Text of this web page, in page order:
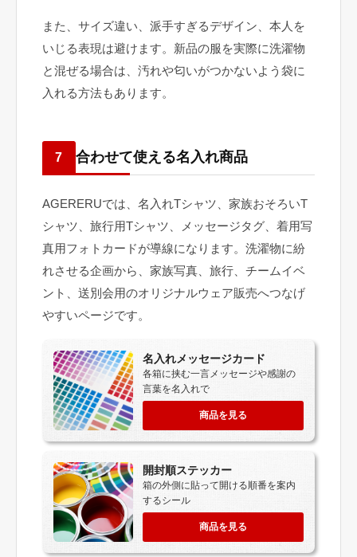
また、サイズ違い、派手すぎるデザイン、本人を
いじる表現は避けます。新品の服を実際に洗濯物
と混ぜる場合は、汚れや匂いがつかないよう袋に
入れる方法もあります。
7 合わせて使える名入れ商品
AGERERUでは、名入れTシャツ、家族おそろいT
シャツ、旅行用Tシャツ、メッセージタグ、着用写
真用フォトカードが導線になります。洗濯物に紛
れさせる企画から、家族写真、旅行、チームイベ
ント、送別会用のオリジナルウェア販売へつなげ
やすいページです。
名入れメッセージカード
各箱に挟む一言メッセージや感謝の
言葉を名入れで
商品を見る
開封順ステッカー
箱の外側に貼って開ける順番を案内
するシール
商品を見る